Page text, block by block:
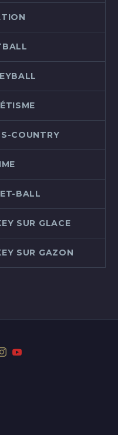
COUNTRY
BALL
SUR GLACE
SUR GAZON